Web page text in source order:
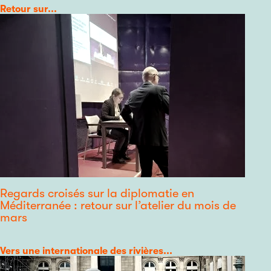
Catégorie
Retour sur...
Regards croisés sur la diplomatie en
Méditerranée : retour sur l’atelier du mois de
mars
Catégorie
Vers une internationale des rivières...